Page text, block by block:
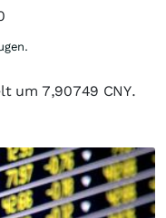
um 7,90749 CNY.